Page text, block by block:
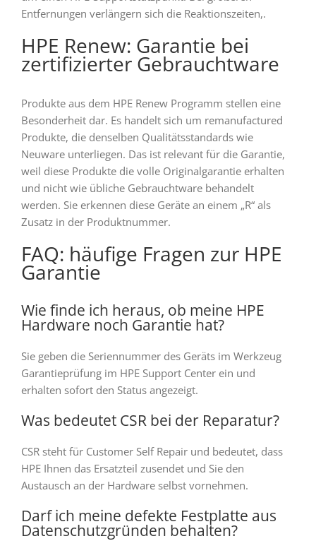
Entfernungen verlängern sich die Reaktionszeiten,.
HPE Renew: Garantie bei
zertifizierter Gebrauchtware
Produkte aus dem HPE Renew Programm stellen eine
Besonderheit dar. Es handelt sich um remanufactured
Produkte, die denselben Qualitätsstandards wie
Neuware unterliegen. Das ist relevant für die Garantie,
weil diese Produkte die volle Originalgarantie erhalten
und nicht wie übliche Gebrauchtware behandelt
werden. Sie erkennen diese Geräte an einem „R“ als
Zusatz in der Produktnummer.
FAQ: häufige Fragen zur HPE
Garantie
Wie finde ich heraus, ob meine HPE
Hardware noch Garantie hat?
Sie geben die Seriennummer des Geräts im Werkzeug
Garantieprüfung im HPE Support Center ein und
erhalten sofort den Status angezeigt.
Was bedeutet CSR bei der Reparatur?
CSR steht für Customer Self Repair und bedeutet, dass
HPE Ihnen das Ersatzteil zusendet und Sie den
Austausch an der Hardware selbst vornehmen.
Darf ich meine defekte Festplatte aus
Datenschutzgründen behalten?